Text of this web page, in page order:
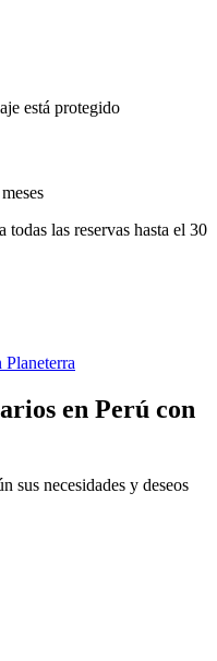
está protegido
las reservas hasta el 30
en Perú con
sus necesidades y deseos